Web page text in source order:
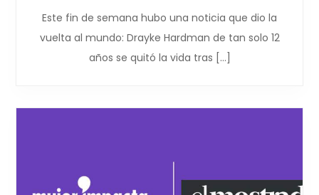
Este fin de semana hubo una noticia que dio la
vuelta al mundo: Drayke Hardman de tan solo 12
años se quitó la vida tras […]